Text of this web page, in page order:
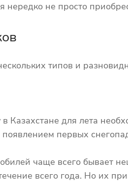
нередко не просто
типов и
в Казахстане для лета
первых
чаще всего бывает
всего года. Но их